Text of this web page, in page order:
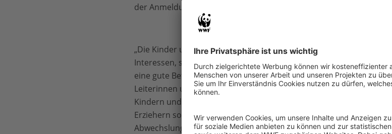
der Anmeldung für eines der Camps nachholen.
„Die Kinder und Jugendlichen blühen in den Camps richtig auf. Sie
Interessen, sind den ganzen Tag an der frischen Luft. Es gibt viel
eine gute Betreuung werde besonderer Wert gelegt. Nach Angaben
Leiterinnen und -Leiter über eine pädagogische Ausbildung und
Kindern und Jugendlichen. „Unsere Betreuerteams setzen sich
Erziehern sowie Biologen und Naturexperten zusammen“, so
Abwechslung und Spaß und sorgen für einen sicheren Aufenthalt